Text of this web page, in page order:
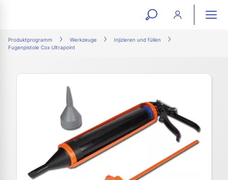
open
search
Produktprogramm Werkzeuge
Injizieren und füllen
Fugenpistole Cox Ultrapoint